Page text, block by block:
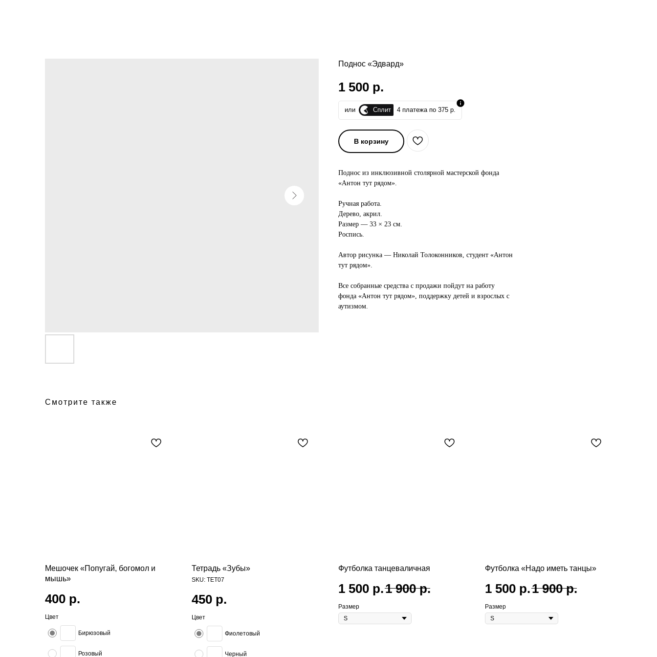
Поднос «Эдвард»
1 500 р.
или Сплит 4 платежа по 375 р.
В корзину
Поднос из инклюзивной столярной мастерской фонда
«Антон тут рядом».
Ручная работа.
Дерево, акрил.
Размер — 33 × 23 см.
Роспись.
Автор рисунка — Николай Толоконников, студент «Антон
тут рядом».
Все собранные средства с продажи пойдут на работу
фонда «Антон тут рядом», поддержку детей и взрослых с
аутизмом.
Смотрите также
Мешочек «Попугай, богомол и
мышь»
400 р.
Цвет
Бирюзовый
Розовый
Тетрадь «Зубы»
SKU: TET07
450 р.
Цвет
Фиолетовый
Черный
Футболка танцеваличная
1 500 р.1 900 р.
Размер
Футболка «Надо иметь танцы»
1 500 р.1 900 р.
Размер